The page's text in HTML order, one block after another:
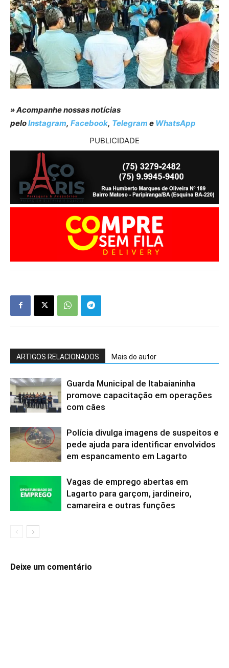
» Acompanhe nossas notícias
peloInstagram, Facebook, Telegram e WhatsApp
PUBLICIDADE
ARTIGOS RELACIONADOS Mais do autor
Guarda Municipal de Itabaianinha
promove capacitação em operações
com cães
Polícia divulga imagens de suspeitos e
pede ajuda para identificar envolvidos
em espancamento em Lagarto
Vagas de emprego abertas em
Lagarto para garçom, jardineiro,
camareira e outras funções
Deixe um comentário